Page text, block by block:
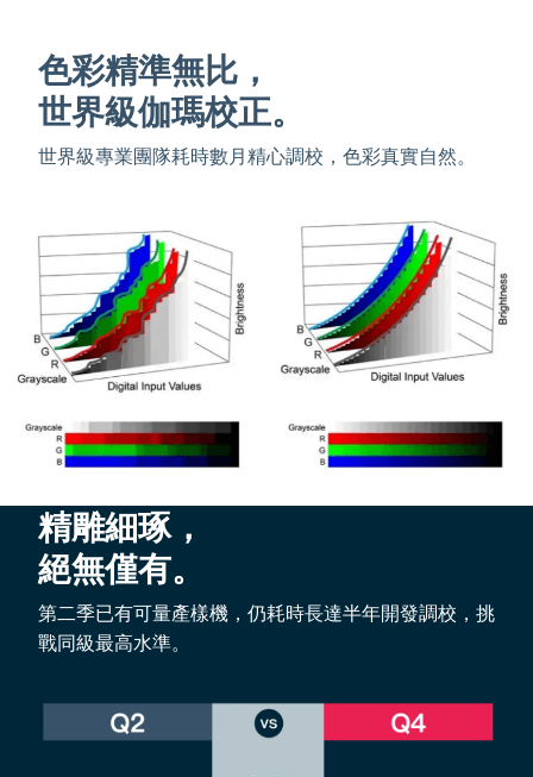
色彩精準無比，
世界級伽瑪校正。
世界級專業團隊耗時數月精心調校，色彩真實自然。
精雕細琢，
絕無僅有。
第二季已有可量產樣機，仍耗時長達半年開發調校，挑
戰同級最高水準。